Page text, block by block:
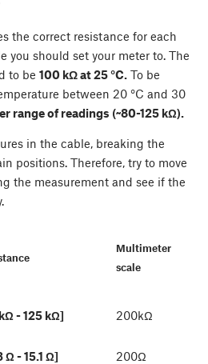
the correct resistance for each
you should set your meter to. The
to be 100 kΩ at 25 °C. To be
between 20 °C and 30
range of readings (~80-125 kΩ).
in the cable, breaking the
positions. Therefore, try to move
the measurement and see if the
Multimeter
scale
- 125 kΩ] 200kΩ
Ω - 15.1 Ω] 200Ω